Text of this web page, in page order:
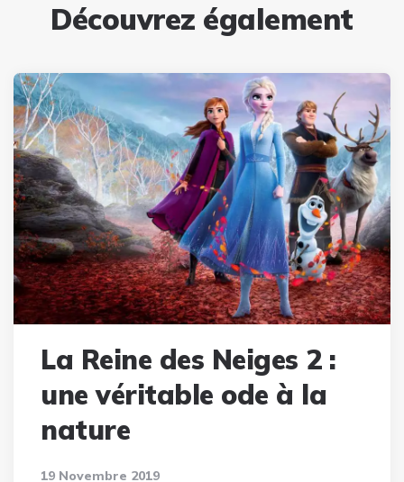
Découvrez également
La Reine des Neiges 2 :
une véritable ode à la
nature
19 Novembre 2019